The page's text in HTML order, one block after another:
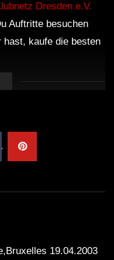
Dresden e.V.
Auftritte besuchen
hast, kaufe die besten
19.04.2003